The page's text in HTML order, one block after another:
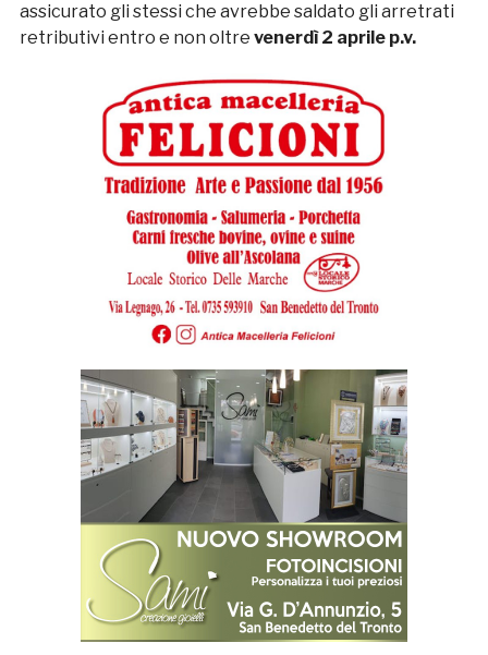
assicurato gli stessi che avrebbe saldato gli arretrati
retributivi entro e non oltre venerdì 2 aprile p.v.